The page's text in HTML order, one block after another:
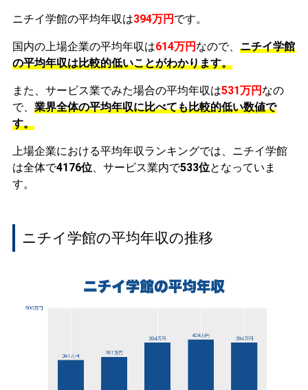
ニチイ学館の平均年収は394万円 です。
国内の上場企業の平均年収は614万円 なので、 ニチイ学館
の平均年収は比較的低いことがわかります。
また、サービス業でみた場合の平均年収は531万円 なの
で、 業界全体の平均年収に比べても比較的低い数値で
す。
上場企業における平均年収ランキングでは、ニチイ学館
は全体で4176位、サービス業内で533位となっていま
す。
ニチイ学館の平均年収の推移